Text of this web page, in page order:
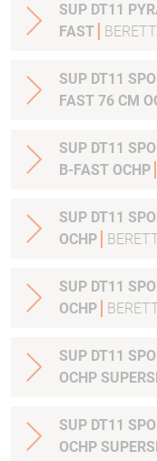
SUP DT11
FAST
SUP DT11
FAST 76 CM
SUP DT11
B-FAST OCHP
SUP DT11
OCHP
SUP DT11
OCHP
SUP DT11
OCHP
SUP DT11
OCHP